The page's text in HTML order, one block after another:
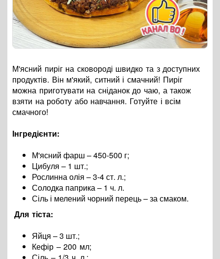
М'ясний пиріг на сковороді швидко та з доступних
продуктів. Він м'який, ситний і смачний! Пиріг
можна приготувати на сніданок до чаю, а також
взяти на роботу або навчання. Готуйте і всім
смачного!
Інгредієнти:
М'ясний фарш – 450-500 г;
Цибуля – 1 шт.;
Рослинна олія – 3-4 ст. л.;
Солодка паприка – 1 ч. л.
Сіль і мелений чорний перець–за смаком.
Для тіста:
Яйця – 3 шт.;
Кефір – 200 мл;